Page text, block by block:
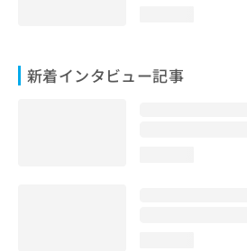
新着インタビュー記事